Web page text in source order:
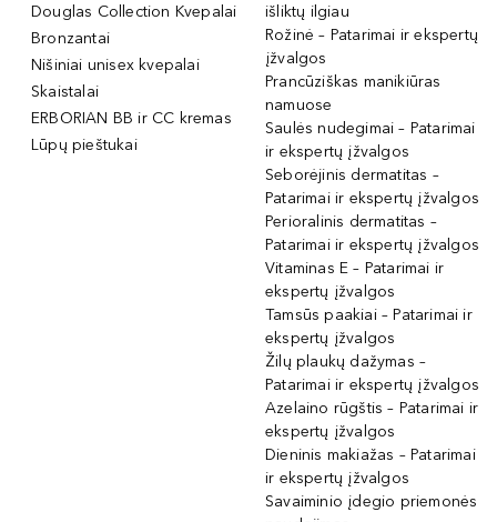
Douglas Collection Kvepalai
Bronzantai
Nišiniai unisex kvepalai
Skaistalai
ERBORIAN BB ir CC kremas
Lūpų pieštukai
išliktų ilgiau
Rožinė – Patarimai ir ekspertų
įžvalgos
Prancūziškas manikiūras
namuose
Saulės nudegimai – Patarimai
ir ekspertų įžvalgos
Seborėjinis dermatitas –
Patarimai ir ekspertų įžvalgos
Perioralinis dermatitas –
Patarimai ir ekspertų įžvalgos
Vitaminas E – Patarimai ir
ekspertų įžvalgos
Tamsūs paakiai – Patarimai ir
ekspertų įžvalgos
Žilų plaukų dažymas –
Patarimai ir ekspertų įžvalgos
Azelaino rūgštis – Patarimai ir
ekspertų įžvalgos
Dieninis makiažas – Patarimai
ir ekspertų įžvalgos
Savaiminio įdegio priemonės